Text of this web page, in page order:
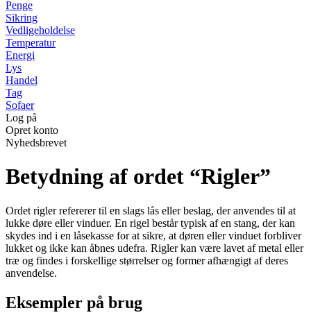
Penge
Sikring
Vedligeholdelse
Temperatur
Energi
Lys
Handel
Tag
Sofaer
Log på
Opret konto
Nyhedsbrevet
Betydning af ordet “Rigler”
Ordet rigler refererer til en slags lås eller beslag, der anvendes til at
lukke døre eller vinduer. En rigel består typisk af en stang, der kan
skydes ind i en låsekasse for at sikre, at døren eller vinduet forbliver
lukket og ikke kan åbnes udefra. Rigler kan være lavet af metal eller
træ og findes i forskellige størrelser og former afhængigt af deres
anvendelse.
Eksempler på brug